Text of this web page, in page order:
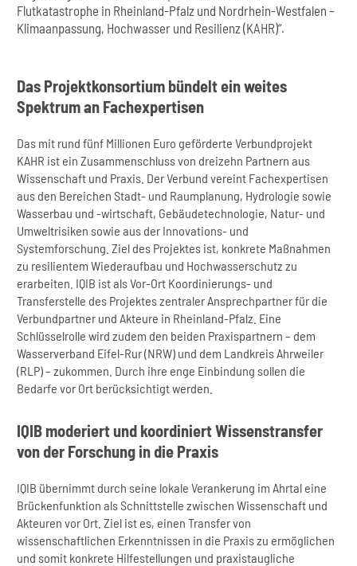
Flutkatastrophe in Rheinland-Pfalz und Nordrhein-Westfalen –
Klimaanpassung, Hochwasser und Resilienz (KAHR)“.
Das Projektkonsortium bündelt ein weites
Spektrum an Fachexpertisen
Das mit rund fünf Millionen Euro geförderte Verbundprojekt
KAHR ist ein Zusammenschluss von dreizehn Partnern aus
Wissenschaft und Praxis. Der Verbund vereint Fachexpertisen
aus den Bereichen Stadt- und Raumplanung, Hydrologie sowie
Wasserbau und -wirtschaft, Gebäudetechnologie, Natur- und
Umweltrisiken sowie aus der Innovations- und
Systemforschung. Ziel des Projektes ist, konkrete Maßnahmen
zu resilientem Wiederaufbau und Hochwasserschutz zu
erarbeiten. IQIB ist als Vor-Ort Koordinierungs- und
Transferstelle des Projektes zentraler Ansprechpartner für die
Verbundpartner und Akteure in Rheinland-Pfalz. Eine
Schlüsselrolle wird zudem den beiden Praxispartnern – dem
Wasserverband Eifel-Rur (NRW) und dem Landkreis Ahrweiler
(RLP) – zukommen. Durch ihre enge Einbindung sollen die
Bedarfe vor Ort berücksichtigt werden.
IQIB moderiert und koordiniert Wissenstransfer
von der Forschung in die Praxis
IQIB übernimmt durch seine lokale Verankerung im Ahrtal eine
Brückenfunktion als Schnittstelle zwischen Wissenschaft und
Akteuren vor Ort. Ziel ist es, einen Transfer von
wissenschaftlichen Erkenntnissen in die Praxis zu ermöglichen
und somit konkrete Hilfestellungen und praxistaugliche